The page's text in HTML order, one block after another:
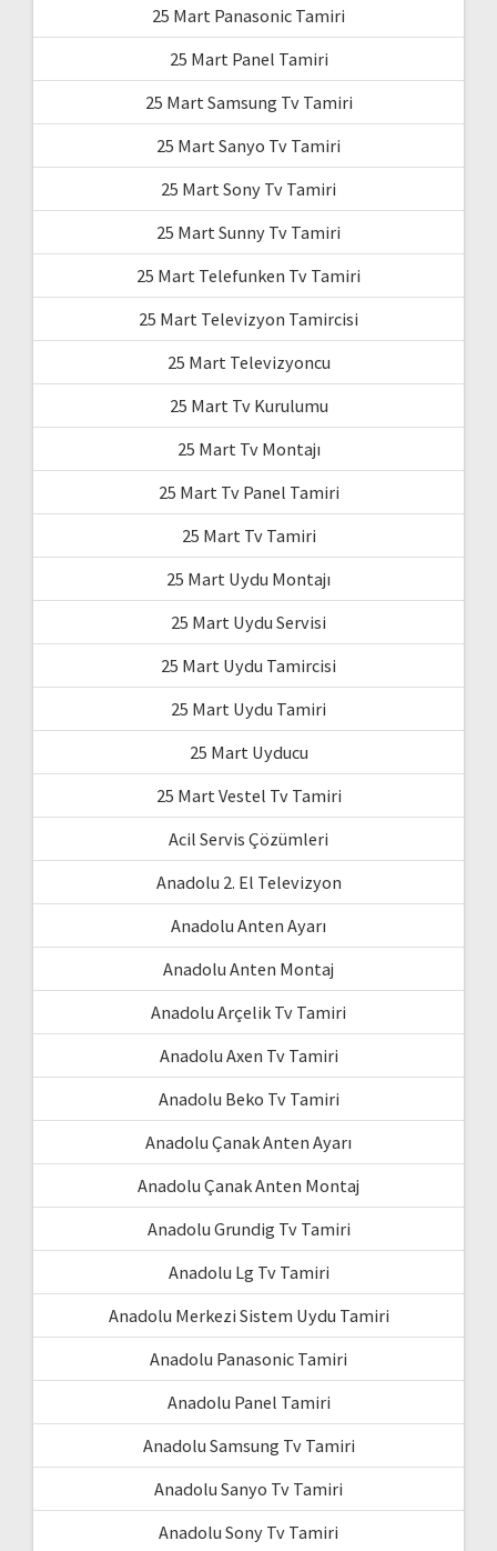
25 Mart Panasonic Tamiri
25 Mart Panel Tamiri
25 Mart Samsung Tv Tamiri
25 Mart Sanyo Tv Tamiri
25 Mart Sony Tv Tamiri
25 Mart Sunny Tv Tamiri
25 Mart Telefunken Tv Tamiri
25 Mart Televizyon Tamircisi
25 Mart Televizyoncu
25 Mart Tv Kurulumu
25 Mart Tv Montajı
25 Mart Tv Panel Tamiri
25 Mart Tv Tamiri
25 Mart Uydu Montajı
25 Mart Uydu Servisi
25 Mart Uydu Tamircisi
25 Mart Uydu Tamiri
25 Mart Uyducu
25 Mart Vestel Tv Tamiri
Acil Servis Çözümleri
Anadolu 2. El Televizyon
Anadolu Anten Ayarı
Anadolu Anten Montaj
Anadolu Arçelik Tv Tamiri
Anadolu Axen Tv Tamiri
Anadolu Beko Tv Tamiri
Anadolu Çanak Anten Ayarı
Anadolu Çanak Anten Montaj
Anadolu Grundig Tv Tamiri
Anadolu Lg Tv Tamiri
Anadolu Merkezi Sistem Uydu Tamiri
Anadolu Panasonic Tamiri
Anadolu Panel Tamiri
Anadolu Samsung Tv Tamiri
Anadolu Sanyo Tv Tamiri
Anadolu Sony Tv Tamiri